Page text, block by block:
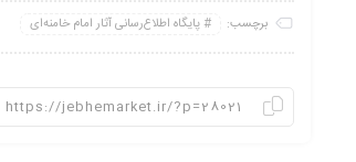
برچسب: پايگاه اطلاع‌رسانی آثار امام خامنه‌ای